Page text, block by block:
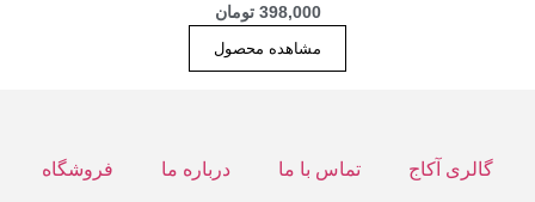
398,000 تومان
مشاهده محصول
گالری آکاج تماس با ما درباره ما فروشگاه